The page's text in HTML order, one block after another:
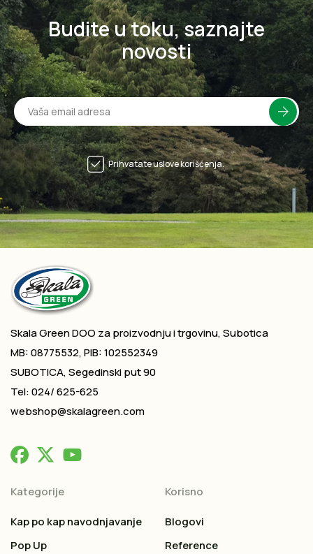
Budite u toku, saznajte
novosti
Prihvatate uslove korišćenja.
Skala Green DOO za proizvodnju i trgovinu, Subotica
MB: 08775532, PIB: 102552349
SUBOTICA, Segedinski put 90
Tel: 024/ 625-625
webshop@skalagreen.com
Kategorije
Kap po kap navodnjavanje
Pop Up
Korisno
Blogovi
Reference